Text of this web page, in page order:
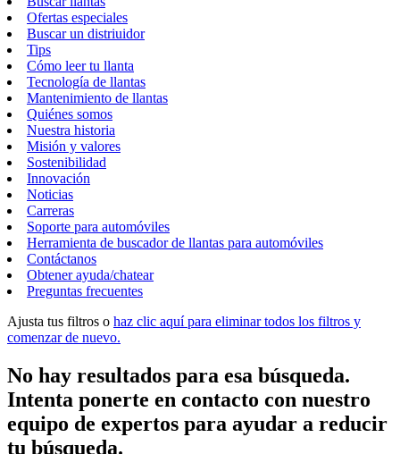
Ofertas especiales
Buscar un distriuidor
Tips
Cómo leer tu llanta
Tecnología de llantas
Mantenimiento de llantas
Quiénes somos
Nuestra historia
Misión y valores
Sostenibilidad
Innovación
Noticias
Carreras
Soporte para automóviles
Herramienta de buscador de llantas para automóviles
Contáctanos
Obtener ayuda/chatear
Preguntas frecuentes
Ajusta tus filtros o haz clic aquí para eliminar todos los filtros y
comenzar de nuevo.
No hay resultados para esa búsqueda.
Intenta ponerte en contacto con nuestro
equipo de expertos para ayudar a reducir
tu búsqueda.